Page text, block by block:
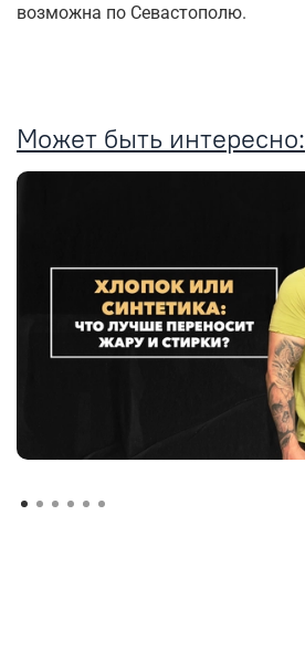
возможна по Севастополю.
Может быть интересно: